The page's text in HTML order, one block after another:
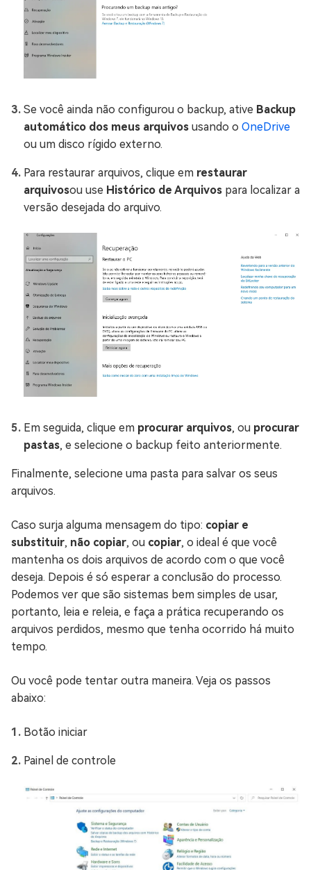
Se você ainda não configurou o backup, ative Backup
automático dos meus arquivos usando o OneDrive
ou um disco rígido externo.
Para restaurar arquivos, clique em restaurar
arquivosou use Histórico de Arquivos para localizar a
versão desejada do arquivo.
Em seguida, clique em procurar arquivos, ou procurar
pastas, e selecione o backup feito anteriormente.
Finalmente, selecione uma pasta para salvar os seus
arquivos.
Caso surja alguma mensagem do tipo: copiar e
substituir, não copiar, ou copiar, o ideal é que você
mantenha os dois arquivos de acordo com o que você
deseja. Depois é só esperar a conclusão do processo.
Podemos ver que são sistemas bem simples de usar,
portanto, leia e releia, e faça a prática recuperando os
arquivos perdidos, mesmo que tenha ocorrido há muito
tempo.
Ou você pode tentar outra maneira. Veja os passos
abaixo:
Botão iniciar
Painel de controle